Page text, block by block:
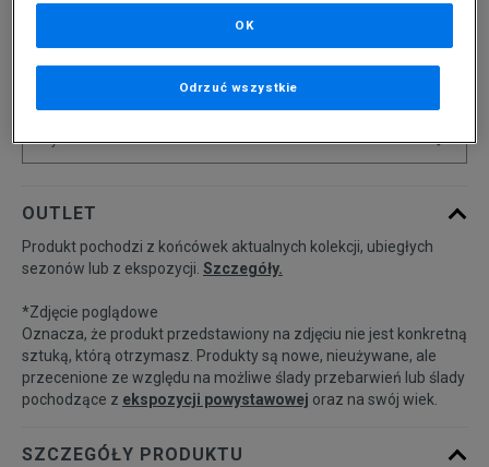
Jeśli artykuł będzie ponownie dostępny, otrzymasz od nas
Wybierz rozmiar
M
Powiadom o
XL
Powiadom o
dostępności
dostępności
OUTLET
Produkt pochodzi z końcówek aktualnych kolekcji, ubiegłych
sezonów lub z ekspozycji. Szczegóły.
*Zdjęcie poglądowe
Oznacza, że produkt przedstawiony na zdjęciu nie jest konkretną
sztuką, którą otrzymasz. Produkty są nowe, nieużywane, ale
przecenione ze względu na możliwe ślady przebarwień lub ślady
pochodzące z ekspozycji powystawowej oraz na swój wiek.
SZCZEGÓŁY PRODUKTU
Odrzuć wszystkie
OK